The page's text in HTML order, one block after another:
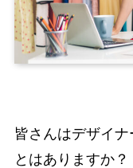
皆さんはデザイ
とはありますか？